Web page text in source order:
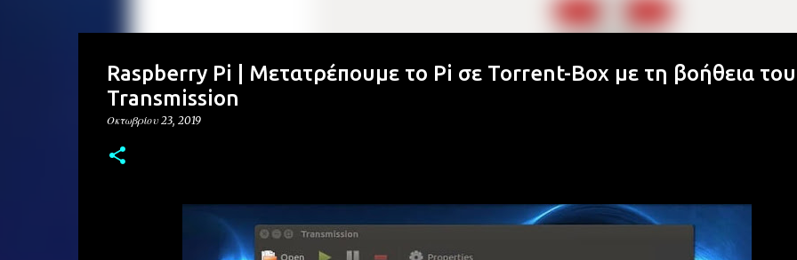
Raspberry Pi | Μετατρέπουμε το Pi σε Torrent-Box με τη βοήθεια του
Transmission
Οκτωβρίου 23, 2019